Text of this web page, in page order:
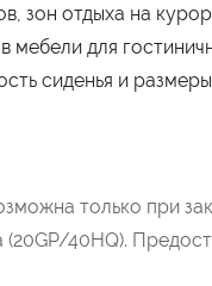
зон отдыха на
мебели для
сиденья и
только при
(20GP/40HQ).